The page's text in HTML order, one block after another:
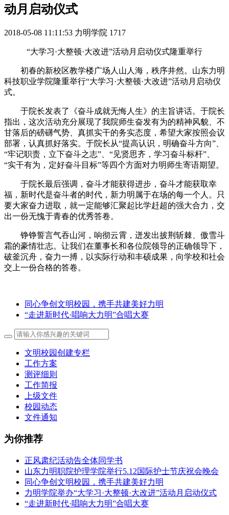
动月启动仪式
2018-05-08 11:11:53 力明学院 1717
“大学习·大整顿·大改进”活动月启动仪式隆重举行
初春的新校区教学楼广场人山人海，秩序井然。山东力明
科技职业学院隆重举行“大学习·大整顿·大改进”活动月启动仪
式。
于院长发表了《奋斗成就无悔人生》的主旨讲话。于院长
指出，这次活动充分展现了我院师生奋发有为的精神风貌、不
甘落后的磅礴气势、真抓实干的务实态度，希望大家按照会议
部署，认真抓好落实。于院长从“提高认识，明确奋斗方向”、
“牢记职责，立下奋斗之志”、“见贤思齐，学习奋斗标杆”、
“实干有为，定好奋斗目标”等四个方面对力明师生寄语期望。
于院长最后强调，奋斗才能获得进步，奋斗才能获取幸
福，新时代是奋斗者的时代，新力明属于在场的每一个人。只
要大家奋力进取，就一定能够汇聚起比学赶超的强大合力，交
出一份无愧于青春的优秀答卷。
铮铮誓言气吞山河，响彻云霄，迸发出披荆斩棘、傲雪斗
霜的豪情壮志。让我们在董事长和各位院领导的正确领导下，
破釜沉舟，奋力一搏，以实际行动和丰硕成果，向学校和社会
交上一份合格的答卷。
同心争创文明校园，携手共建美好力明
“走进新时代·唱响大力明”合唱大赛
文明校园创建专栏
工作方案
测评细则
工作简报
上级文件
校园动态
文件通知
为你推荐
正风肃纪活动告全体同学书
山东力明职院护理学院举行5.12国际护士节庆祝会晚会
同心争创文明校园，携手共建美好力明
力明学院举办“大学习·大整顿·大改进”活动月启动仪式
“走进新时代·唱响大力明”合唱大赛